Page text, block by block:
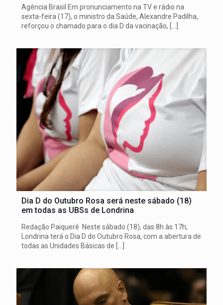
Agência Brasil Em pronunciamento na TV e rádio na
sexta-feira (17), o ministro da Saúde, Alexandre Padilha,
reforçou o chamado para o dia D da vacinação,
Dia D do Outubro Rosa será neste sábado (18)
em todas as UBSs de Londrina
Redação Paiquerê Neste sábado (18), das 8h às 17h,
Londrina terá o Dia D do Outubro Rosa, com a abertura de
todas as Unidades Básicas de […]